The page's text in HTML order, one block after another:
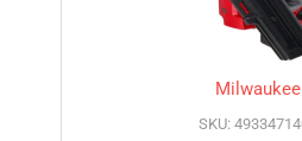
Milwaukee
SKU: